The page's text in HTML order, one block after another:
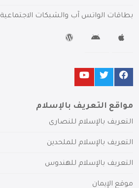
بطاقات الواتس آب والشبكات الاجتماعية
مواقع التعريف بالإسلام
التعريف بالإسلام للنصارى
التعريف بالإسلام للملحدين
التعريف بالإسلام للهندوس
موقع الإيمان